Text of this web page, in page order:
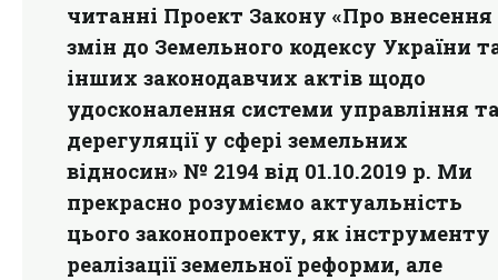
читанні Проект Закону «Про внесення
змін до Земельного кодексу України
інших законодавчих актів щодо
удосконалення системи управління
дерегуляції у сфері земельних
відносин» № 2194 від 01.10.2019 р. Ми
прекрасно розуміємо актуальність
цього законопроекту, як інструменту
реалізації земельної реформи, але